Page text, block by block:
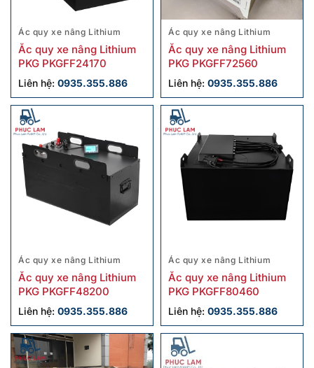
Ác quy xe nâng Lithium
Ắc quy xe nâng Lithium
PKG PKGFF24170
Liên hệ: 0935.355.886
Ác quy xe nâng Lithium
Ẵc quy xe nâng Lithium
PKG PKGFF72560
Liên hệ: 0935.355.886
Ác quy xe nâng Lithium
Ắc quy xe nâng Lithium
PKG PKGFF48200
Liên hệ: 0935.355.886
Ác quy xe nâng Lithium
Ắc quy xe nâng Lithium
PKG PKGFF80460
Liên hệ: 0935.355.886